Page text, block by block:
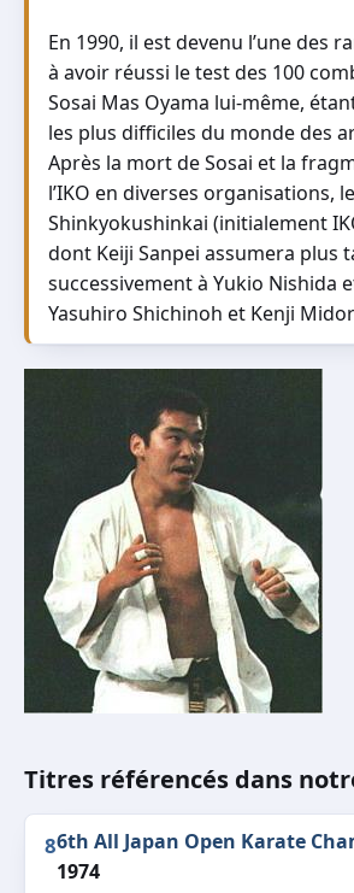
En 1990, il est devenu l’une des
à avoir réussi le test des 100
Sosai Mas Oyama lui-même,
les plus difficiles du monde des
Après la mort de Sosai et la
l’IKO en diverses organisations,
Shinkyokushinkai (initialement
dont Keiji Sanpei assumera plus
successivement à Yukio Nishida
Yasuhiro Shichinoh et Kenji
Titres référencés dans
86th All Japan Open Karate
1974